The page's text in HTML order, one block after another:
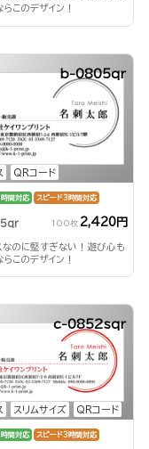
このデザイン！
QRコード
b-0805qr
時間対応 スピード3時間対応
100枚 2,420円
なのに堅すぎない！遊び心も
このデザイン！
スリムサイズ QRコード
c-0852sqr
時間対応 スピード3時間対応